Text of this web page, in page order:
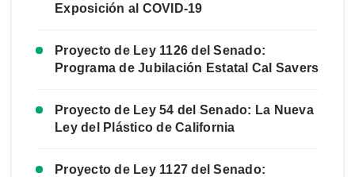
Exposición al COVID-19
Proyecto de Ley 1126 del Senado:
Programa de Jubilación Estatal Cal Savers
Proyecto de Ley 54 del Senado: La Nueva
Ley del Plástico de California
Proyecto de Ley 1127 del Senado: